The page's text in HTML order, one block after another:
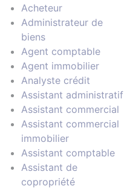
Acheteur
Administrateur de
biens
Agent comptable
Agent immobilier
Analyste crédit
Assistant administratif
Assistant commercial
Assistant commercial
immobilier
Assistant comptable
Assistant de
copropriété